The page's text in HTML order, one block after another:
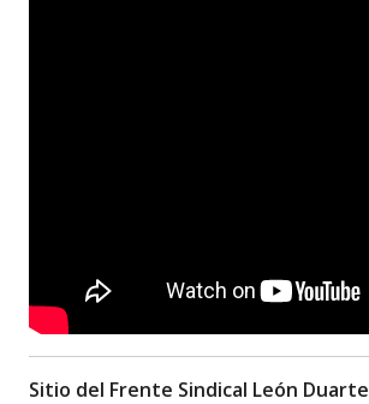
Sitio del Frente Sindical León Duarte